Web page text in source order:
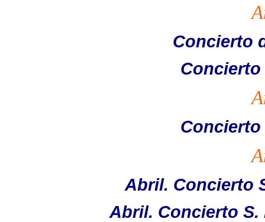
Concierto
Concierto
Concierto
Abril. Concierto
Abril. Concierto S.